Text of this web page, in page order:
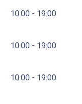
10:00 - 19:00
10:00 - 19:00
10:00 - 19:00